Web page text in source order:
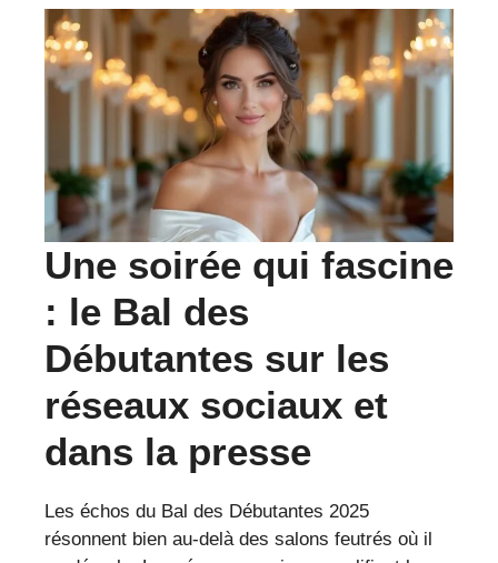
Une soirée qui fascine
: le Bal des
Débutantes sur les
réseaux sociaux et
dans la presse
Les échos du Bal des Débutantes 2025
résonnent bien au-delà des salons feutrés où il